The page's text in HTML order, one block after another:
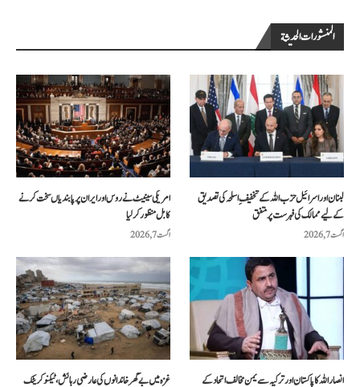
المنشورات الحديثة
امریکی سینیٹ نے روس اور ایران پر پابندیاں سخت کرنے
کا بل منظور کرلیا
اگست 7, 2026
لبنان اور اسرائیل حزب اللہ کے تخفیفِ اسلحہ کی تصدیق
کے لیے ممالک کی فہرست پر متفق
اگست 7, 2026
غزہ میں بے گھر خاندانوں کی عارضی رہائش، ٹیکنو کریٹک
انصار اللہ کا پاکستان اور ترکیہ سے یمن مخالف اتحاد کے